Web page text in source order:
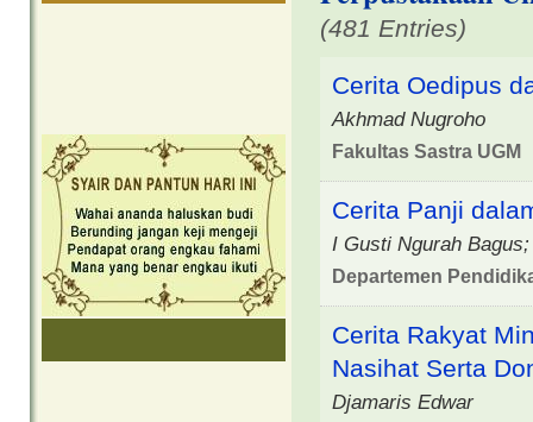
(481 Entries)
Cerita Oedipus
Akhmad Nugroho
Fakultas Sastra UGM
Cerita Panji
I Gusti Ngurah
Departemen
Cerita Rakyat
Nasihat Serta
Djamaris Edwar